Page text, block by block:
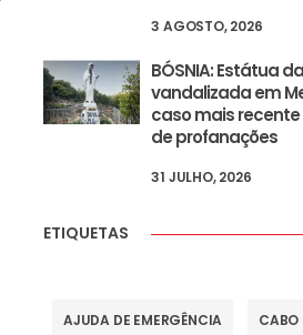
3 AGOSTO, 2026
BÓSNIA: Estátua
vandalizada em
caso mais
de profanações
31 JULHO, 2026
ETIQUETAS
AJUDA DE EMERGÊNCIA CABO